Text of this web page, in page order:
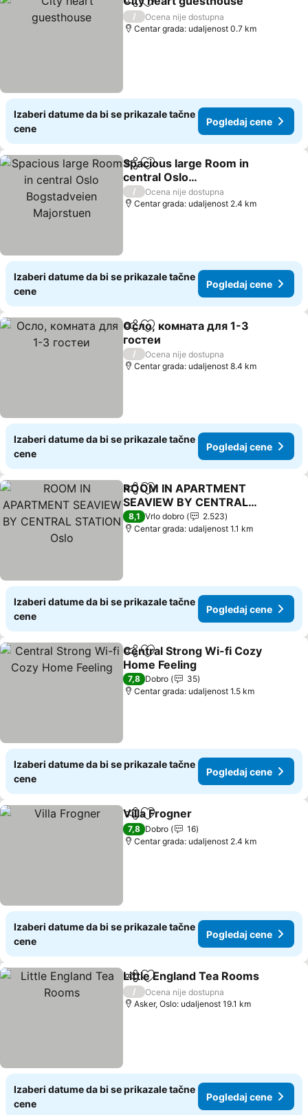
Deli Dodati u favorite
/
Ocena nije dostupna
Centar grada: udaljenost 0.7 km
Izaberi datume da bi se prikazale tačne
cene
Pogledaj cene
Deli Dodati u favorite
Spacious large Room in
central Oslo
Bogstadveien Majorstuen
Pogledaj cene
/
Ocena nije dostupna
Centar grada: udaljenost 2.4 km
Izaberi datume da bi se prikazale tačne
cene
Pogledaj cene
Deli Dodati u favorite
Осло, комната для 1-3
гостеи
Pogledaj cene
/
Ocena nije dostupna
Centar grada: udaljenost 8.4 km
Izaberi datume da bi se prikazale tačne
cene
Pogledaj cene
Deli Dodati u favorite
ROOM IN APARTMENT
SEAVIEW BY CENTRAL
STATION Oslo
Pogledaj cene
8,1 Vrlo dobro
2.523
Centar grada: udaljenost 1.1 km
Izaberi datume da bi se prikazale tačne
cene
Pogledaj cene
Deli Dodati u favorite
Central Strong Wi-fi Cozy
Home Feeling
Pogledaj cene
7,8 Dobro
35
Centar grada: udaljenost 1.5 km
Izaberi datume da bi se prikazale tačne
cene
Pogledaj cene
Deli Dodati u favorite
Villa Frogner
7,8 Dobro
16
Centar grada: udaljenost 2.4 km
Izaberi datume da bi se prikazale tačne
cene
Pogledaj cene
Deli Dodati u favorite
Little England Tea Rooms
/
Ocena nije dostupna
Asker, Oslo: udaljenost 19.1 km
Izaberi datume da bi se prikazale tačne
cene
Pogledaj cene